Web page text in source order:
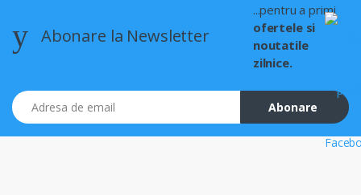
Abonare la Newsletter
...pentru a primi
ofertele si
noutatile
zilnice.
Adresa de email
Abonare